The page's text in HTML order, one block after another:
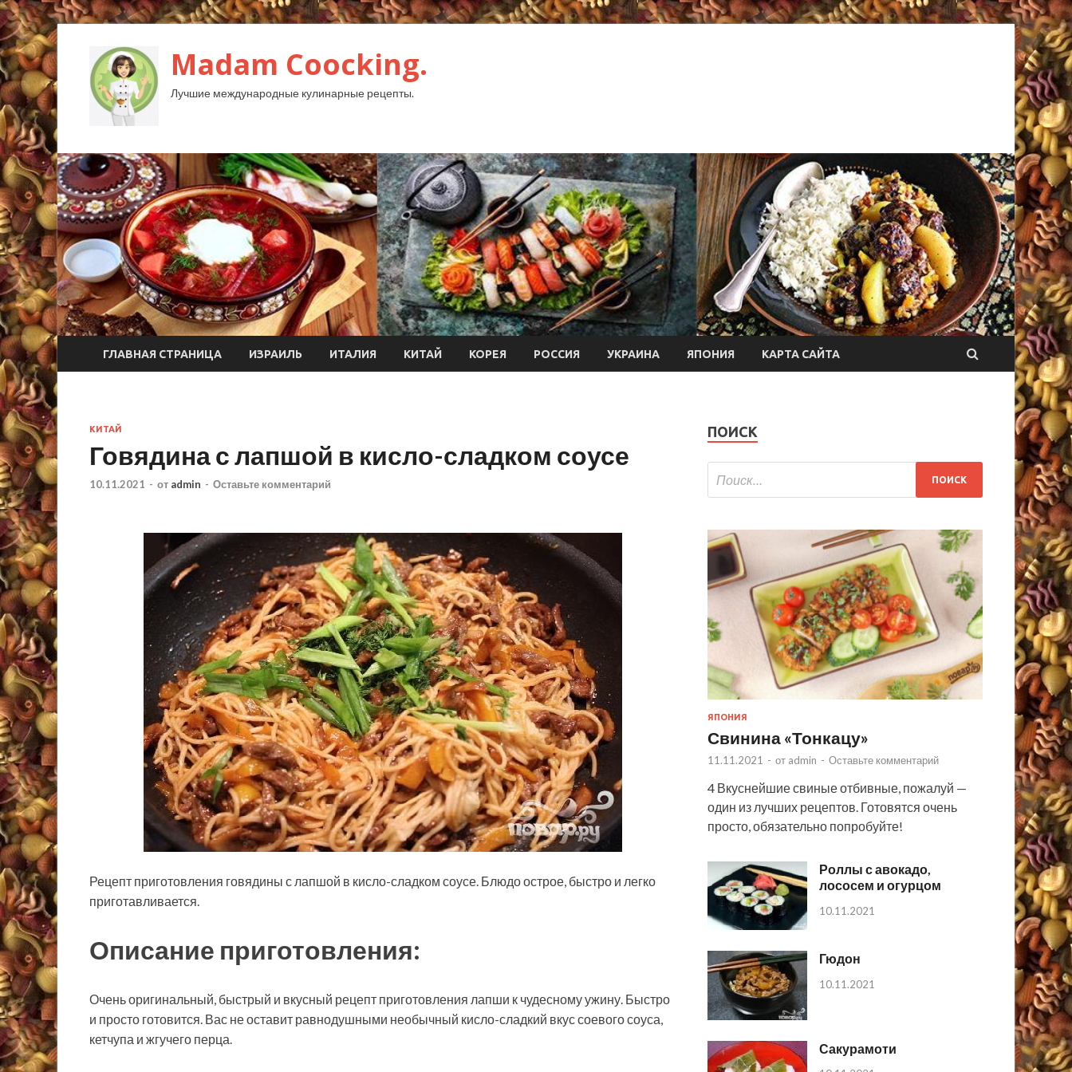
Madam Coocking.
Лучшие международные кулинарные рецепты.
ГЛАВНАЯ СТРАНИЦА ИЗРАИЛЬ ИТАЛИЯ КИТАЙ КОРЕЯ РОССИЯ УКРАИНА ЯПОНИЯ КАРТА САЙТА
КИТАЙ
Говядина с лапшой в кисло-сладком соусе
10.11.2021 - от admin - Оставьте комментарий
Рецепт приготовления говядины с лапшой в кисло-сладком соусе. Блюдо острое, быстро и легко
приготавливается.
Описание приготовления:
Очень оригинальный, быстрый и вкусный рецепт приготовления лапши к чудесному ужину. Быстро
и просто готовится. Вас не оставит равнодушными необычный кисло-сладкий вкус соевого соуса,
кетчупа и жгучего перца.
ПОИСК
ЯПОНИЯ
Свинина «Тонкацу»
11.11.2021 - от admin - Оставьте комментарий
4 Вкуснейшие свиные отбивные, пожалуй —
один из лучших рецептов. Готовятся очень
просто, обязательно попробуйте!
Роллы с авокадо,
лососем и огурцом
10.11.2021
Гюдон
10.11.2021
Сакурамоти